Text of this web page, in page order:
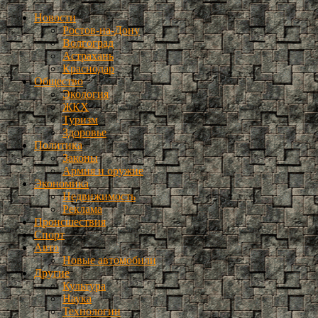
Новости
Ростов-на-Дону
Волгоград
Астрахань
Краснодар
Общество
Экология
ЖКХ
Туризм
Здоровье
Политика
Законы
Армия и оружие
Экономика
Недвижимость
Реклама
Происшествия
Спорт
Авто
Новые автомобили
Другие
Культура
Наука
Технологии